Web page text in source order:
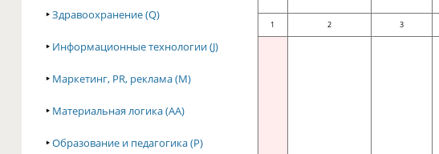
‣Здравоохранение (Q)
‣ Информационные технологии (J)
‣ Маркетинг, PR, реклама (M)
‣ Материальная логика (AA)
‣Образование и педагогика (P)
1 2 3